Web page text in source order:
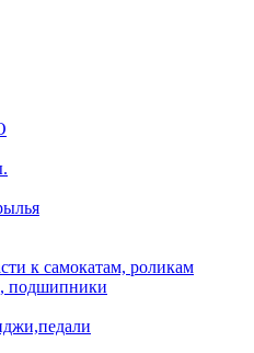
к самокатам, роликам
подшипники